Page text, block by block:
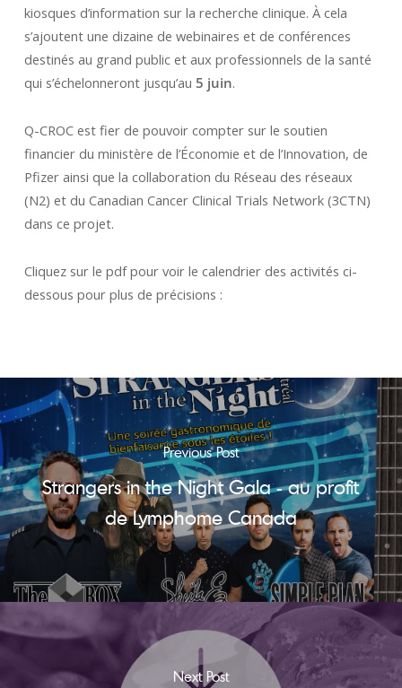
kiosques d’information sur la recherche clinique. À cela
s’ajoutent une dizaine de webinaires et de conférences
destinés au grand public et aux professionnels de la santé
qui s’échelonneront jusqu’au 5 juin.
Q-CROC est fier de pouvoir compter sur le soutien
financier du ministère de l’Économie et de l’Innovation, de
Pfizer ainsi que la collaboration du Réseau des réseaux
(N2) et du Canadian Cancer Clinical Trials Network (3CTN)
dans ce projet.
Cliquez sur le pdf pour voir le calendrier des activités ci-
dessous pour plus de précisions :
Previous Post
Strangers in the Night Gala - au profit
de Lymphome Canada
Next Post